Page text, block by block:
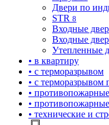
Двери по
STR 8
Входные
Входные
Утепленные
• в квартиру
• с терморазрывом
• с терморазрывом
•
•
• технические и